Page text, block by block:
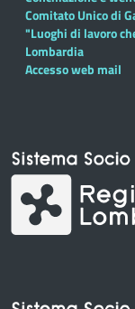
Comitato Unico di
"Luoghi di lavoro
Lombardia
Accesso web mail